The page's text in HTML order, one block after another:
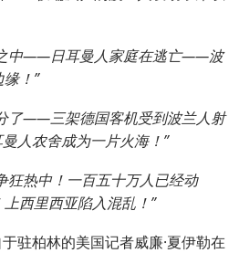
中——日耳曼人家庭在逃亡——波
！”
了——三架德国客机受到波兰人射
人农舍成为一片火海！”
狂热中！一百五十万人已经动
西里西亚陷入混乱！”
驻柏林的美国记者威廉·夏伊勒在